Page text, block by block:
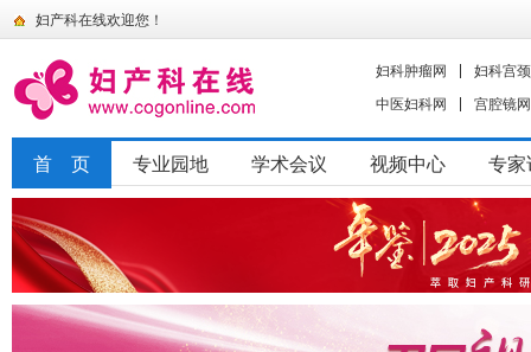
妇产科在线欢迎您！
妇科肿瘤网
妇科宫
中医妇科网
宫腔镜网
首 页 专业园地 学术会议 视频中心 专家